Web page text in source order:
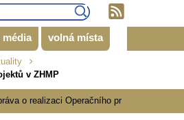
média volná místa
v ZHMP
o realizaci Operačního programu Praha -